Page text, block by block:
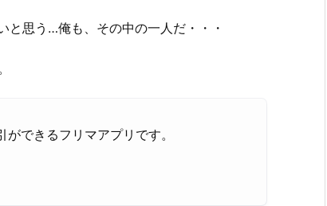
と思う…俺も、その中の一人だ・・・
できるフリマアプリです。